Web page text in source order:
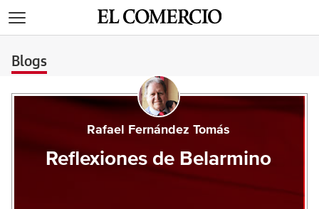
Blogs
Rafael Fernández Tomás
Reflexiones de Belarmino